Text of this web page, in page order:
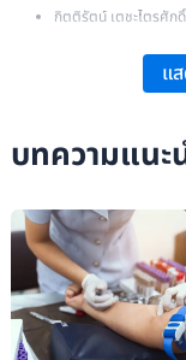
กิตติรัตน์ เตชะไตรศัก
วิชาสูติศาสตร์-นรีเว
สูตินรีเวชเชียงใหม่. เชี
มหาวิทยาลัยเชียงใหม่.
Berek JS, Berek
Gynecology
, 15th
Williams & Wilkins.
แ
บทความแนะ